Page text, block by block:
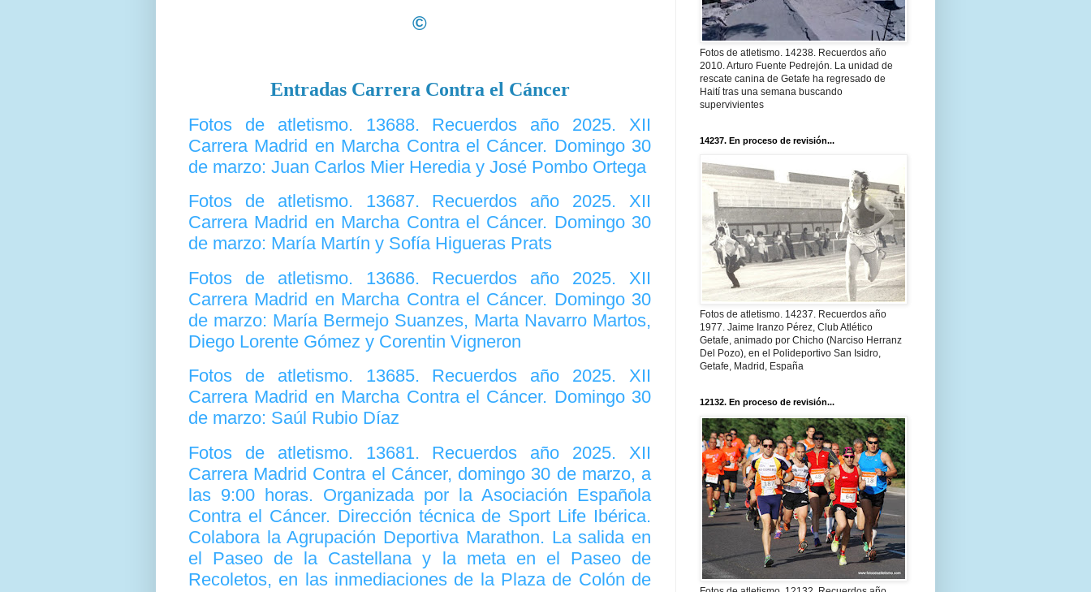
©
Entradas Carrera Contra el Cáncer
Fotos de atletismo. 13688. Recuerdos año 2025. XII
Carrera Madrid en Marcha Contra el Cáncer. Domingo 30
de marzo: Juan Carlos Mier Heredia y José Pombo Ortega
Fotos de atletismo. 13687. Recuerdos año 2025. XII
Carrera Madrid en Marcha Contra el Cáncer. Domingo 30
de marzo: María Martín y Sofía Higueras Prats
Fotos de atletismo. 13686. Recuerdos año 2025. XII
Carrera Madrid en Marcha Contra el Cáncer. Domingo 30
de marzo: María Bermejo Suanzes, Marta Navarro Martos,
Diego Lorente Gómez y Corentin Vigneron
Fotos de atletismo. 13685. Recuerdos año 2025. XII
Carrera Madrid en Marcha Contra el Cáncer. Domingo 30
de marzo: Saúl Rubio Díaz
Fotos de atletismo. 13681. Recuerdos año 2025. XII
Carrera Madrid Contra el Cáncer, domingo 30 de marzo, a
las 9:00 horas. Organizada por la Asociación Española
Contra el Cáncer. Dirección técnica de Sport Life Ibérica.
Colabora la Agrupación Deportiva Marathon. La salida en
el Paseo de la Castellana y la meta en el Paseo de
Recoletos, en las inmediaciones de la Plaza de Colón de
Fotos de atletismo. 14238. Recuerdos año
2010. Arturo Fuente Pedrejón. La unidad de
rescate canina de Getafe ha regresado de
Haití tras una semana buscando
supervivientes
14237. En proceso de revisión...
Fotos de atletismo. 14237. Recuerdos año
1977. Jaime Iranzo Pérez, Club Atlético
Getafe, animado por Chicho (Narciso Herranz
Del Pozo), en el Polideportivo San Isidro,
Getafe, Madrid, España
12132. En proceso de revisión...